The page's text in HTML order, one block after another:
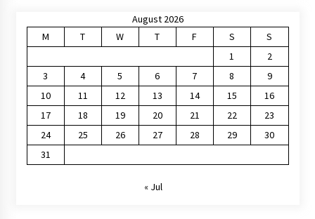
August 2026
M
T W T F S
S
1
2
3
4 5 6 7 8
9
10
11 12 13 14 15
16
17
18 19 20 21 22
23
24
25 26 27 28 29
30
31
« Jul